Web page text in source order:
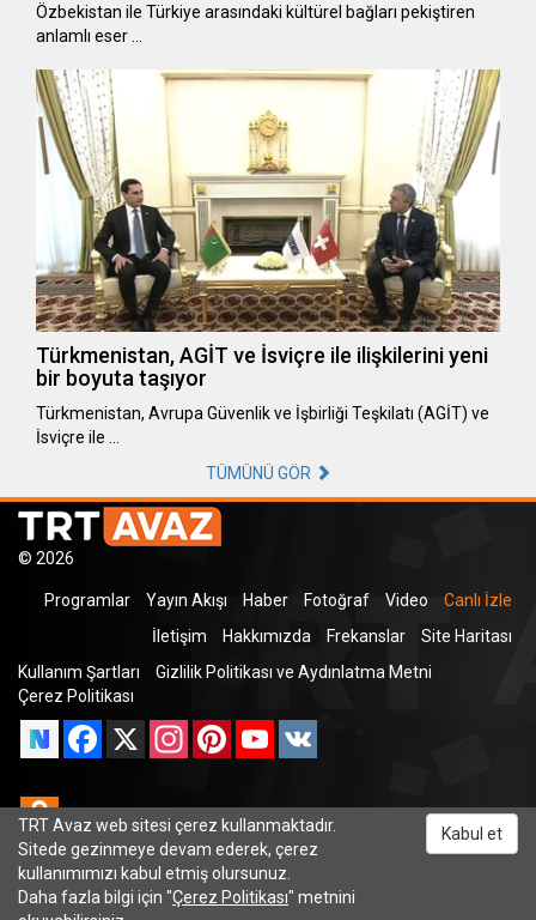
Özbekistan ile Türkiye arasındaki kültürel bağları pekiştiren
anlamlı eser …
Türkmenistan, AGİT ve İsviçre ile ilişkilerini yeni
bir boyuta taşıyor
Türkmenistan, Avrupa Güvenlik ve İşbirliği Teşkilatı (AGİT) ve
İsviçre ile …
TÜMÜNÜ GÖR
© 2026
Programlar Yayın Akışı Haber Fotoğraf Video
Canlı İzle
İletişim
Hakkımızda Frekanslar
Site Haritası
Kullanım Şartları
Gizlilik Politikası ve Aydınlatma Metni
Çerez Politikası
Facebook
X InstagramPinterestYouTube
Odnoklassniki
TRT Avaz web sitesi çerez kullanmaktadır.
Sitede gezinmeye devam ederek, çerez
kullanımımızı kabul etmiş olursunuz.
Daha fazla bilgi için "Çerez Politikası" metnini
Kabul et